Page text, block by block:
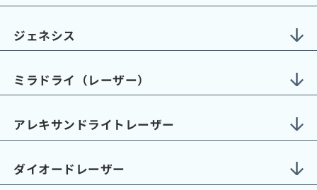
ジェネシス
ミラドライ（レーザー）
アレキサンドライトレーザー
ダイオードレーザー